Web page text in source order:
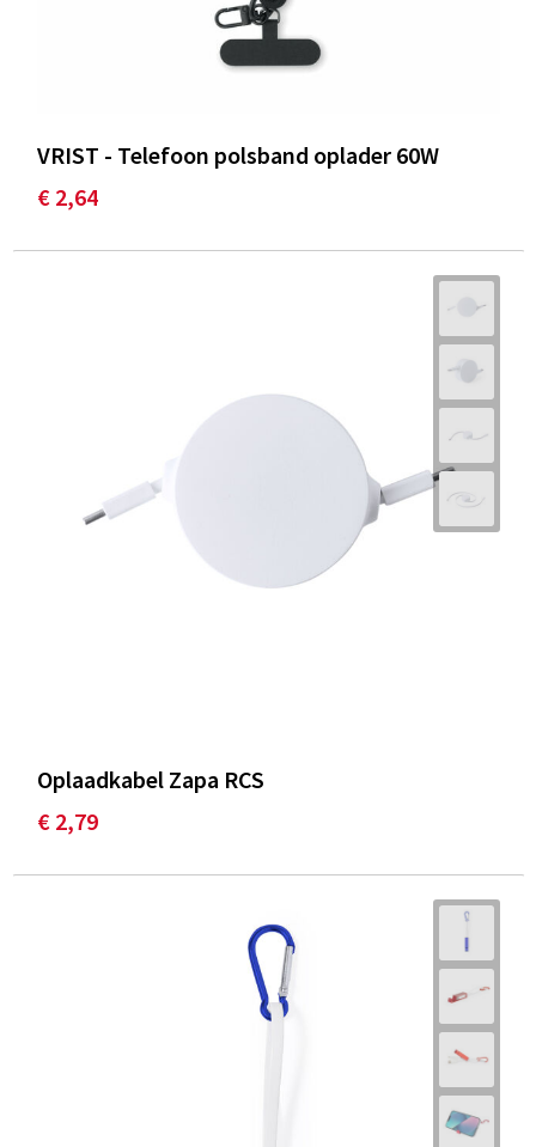
VRIST - Telefoon polsband oplader 60W
€ 2,64
Oplaadkabel Zapa RCS
€ 2,79